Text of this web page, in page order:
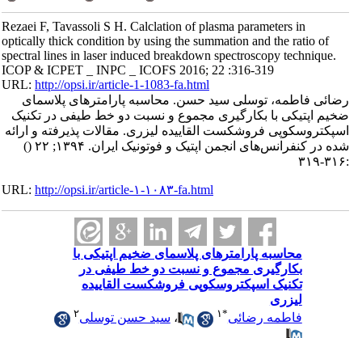
Rezaei F, Tavassoli S H. Calclation of plasma parameters in
optically thick condition by using the summation and the ratio of
spectral lines in laser induced breakdown spectroscopy technique.
ICOP & ICPET _ INPC _ ICOFS 2016; 22 :316-319
URL:http://opsi.ir/article-1-1083-fa.html
رضائی فاطمه، توسلی سید حسن. محاسبه پارامترهای پلاسمای
ضخیم اپتیکی با بکارگیری مجموع و نسبت دو خط طیفی در تکنیک
اسپکتروسکوپی فروشکست القاییده لیزری. مقالات پذیرفته و ارائه
شده در کنفرانس‌های انجمن اپتیک و فوتونیک ایران. ۱۳۹۴; ۲۲
()
URL:http://opsi.ir/article-۱-۱۰۸۳-fa.html
محاسبه پارامترهای پلاسمای ضخیم اپتیکی با
بکارگیری مجموع و نسبت دو خط طیفی در
تکنیک اسپکتروسکوپی فروشکست القاییده
لیزری
فاطمه رضائی
۱ ،سید حسن توسلی